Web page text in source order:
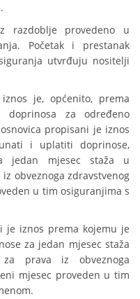
razdoblje provedeno u
Početak i prestanak
utvrđuju nositelji
je, općenito, prema
doprinosa za određeno
propisani je iznos
i uplatiti doprinose,
jedan mjesec staža u
obveznoga zdravstvenog
u tim osiguranjima s
je iznos prema kojemu je
za jedan mjesec staža
prava iz obveznoga
mjesec proveden u tim